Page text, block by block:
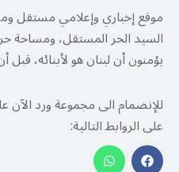
موقع إخباري وإعلامي مستقل
السيد الحر المستقل، ومساحة
يؤمنون أن لبنان هو لأبنائه،
للإنضمام الى مجموعة ورد
على الروابط التالية: